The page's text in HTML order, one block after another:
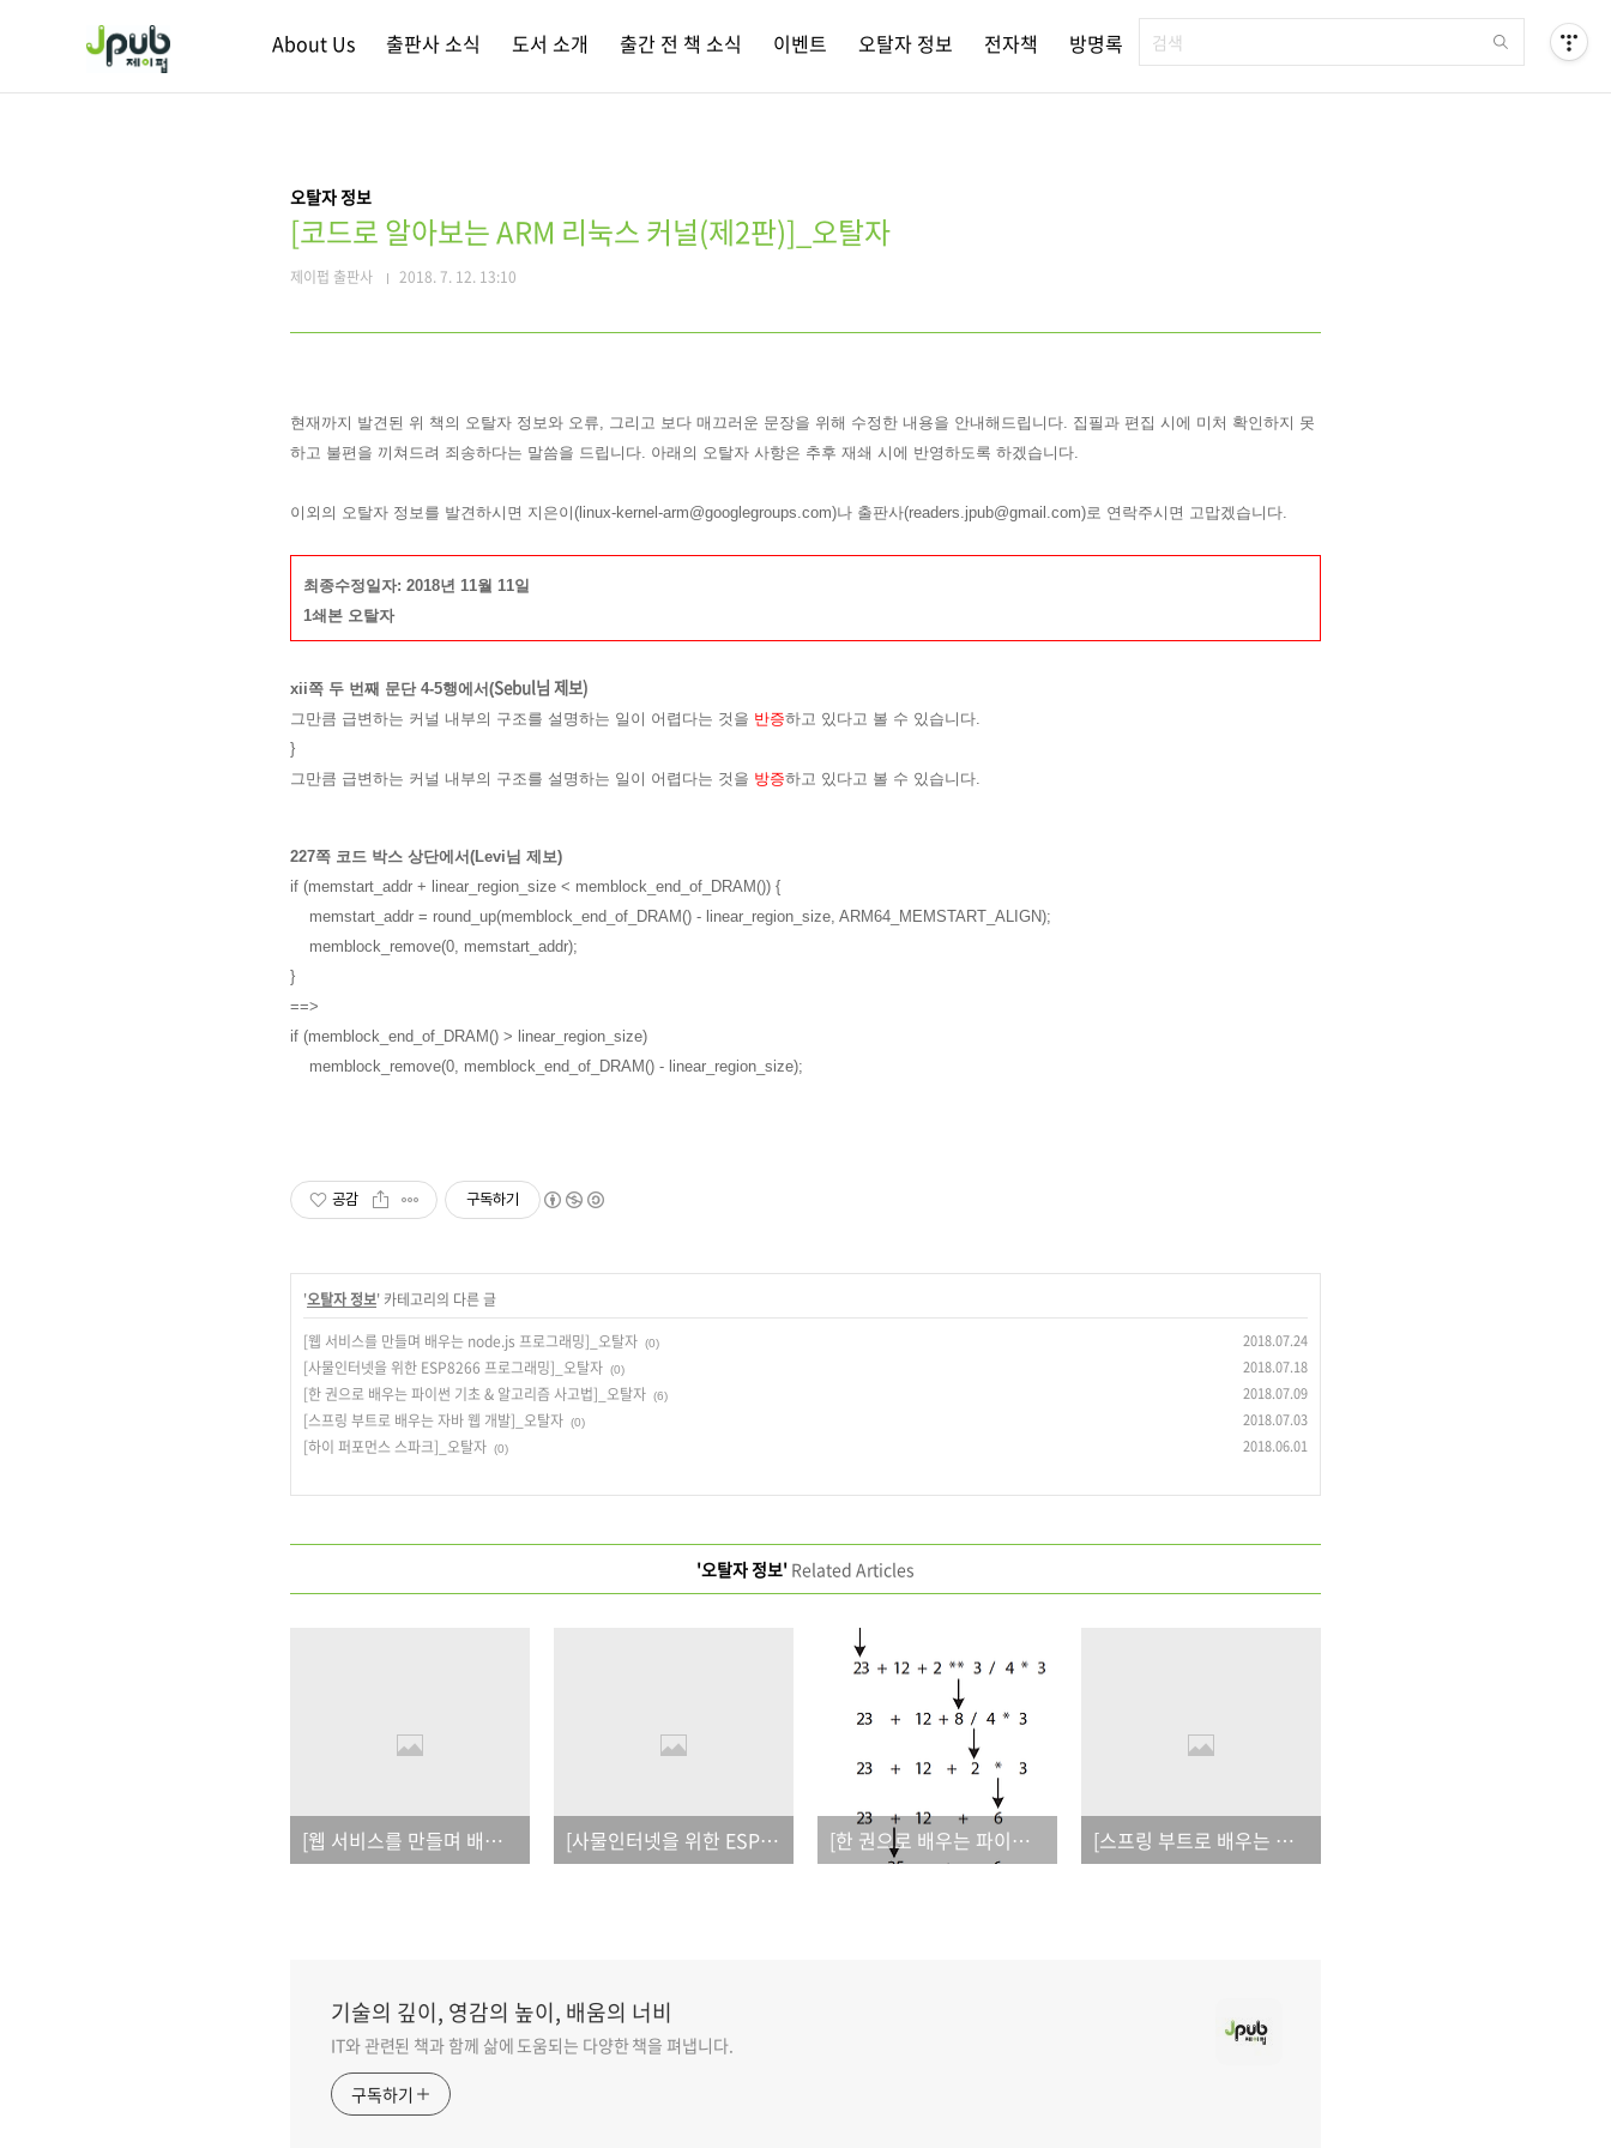
About Us 출판사 소식 도서 소개 출간 전 책 소식 이벤트 오탈자 정보 전자책 방명록
오탈자 정보
[코드로 알아보는 ARM 리눅스 커널(제2판)]_오탈자
제이펍 출판사 2018. 7. 12. 13:10
현재까지 발견된 위 책의 오탈자 정보와 오류, 그리고 보다 매끄러운 문장을 위해 수정한 내용을 안내해드립니다. 집필과 편집 시에 미처 확인하지 못
하고 불편을 끼쳐드려 죄송하다는 말씀을 드립니다. 아래의 오탈자 사항은 추후 재쇄 시에 반영하도록 하겠습니다.
이외의 오탈자 정보를 발견하시면 지은이(linux-kernel-arm@googlegroups.com)나 출판사(readers.jpub@gmail.com)로 연락주시면 고맙겠습니다.
최종수정일자: 2018년 11월 11일
1쇄본 오탈자
xii쪽 두 번째 문단 4-5행에서 (Sebul님 제보)
그만큼 급변하는 커널 내부의 구조를 설명하는 일이 어렵다는 것을 반증하고 있다고 볼 수 있습니다.
}
그만큼 급변하는 커널 내부의 구조를 설명하는 일이 어렵다는 것을 방증하고 있다고 볼 수 있습니다.
227쪽 코드 박스 상단에서(Levi님 제보)
if (memstart_addr + linear_region_size < memblock_end_of_DRAM()) {
memstart_addr = round_up(memblock_end_of_DRAM() - linear_region_size, ARM64_MEMSTART_ALIGN);
memblock_remove(0, memstart_addr);
}
==>
if (memblock_end_of_DRAM() > linear_region_size)
memblock_remove(0, memblock_end_of_DRAM() - linear_region_size);
공감 구독하기
'오탈자 정보' 카테고리의 다른 글
[웹 서비스를 만들며 배우는 node.js 프로그래밍]_오탈자 (0) 2018.07.24
[사물인터넷을 위한 ESP8266 프로그래밍]_오탈자 (0) 2018.07.18
[한 권으로 배우는 파이썬 기초 & 알고리즘 사고법]_오탈자 (6) 2018.07.09
[스프링 부트로 배우는 자바 웹 개발]_오탈자 (0) 2018.07.03
[하이 퍼포먼스 스파크]_오탈자 (0) 2018.06.01
'오탈자 정보' Related Articles
[웹 서비스를 만들며 배우는 node.js 프로그래밍]_오탈자 [사물인터넷을 위한 ESP8266 프로그래밍]_오탈자 [한 권으로 배우는 파이썬 기초 & 알고리즘 사고법]_오탈자 [스프링 부트로 배우는 자바 웹 개발]_오탈자
기술의 깊이, 영감의 높이, 배움의 너비
IT와 관련된 책과 함께 삶에 도움되는 다양한 책을 펴냅니다.
구독하기